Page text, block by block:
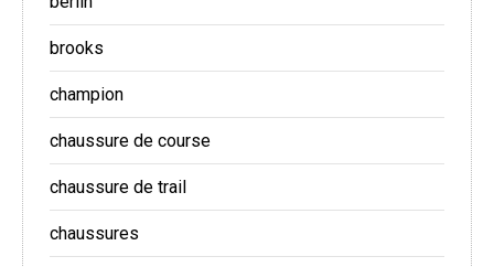
brooks
champion
chaussure de course
chaussure de trail
chaussures